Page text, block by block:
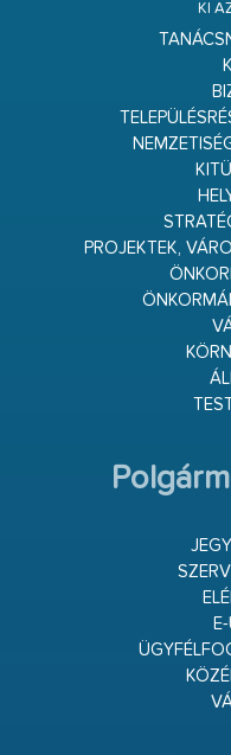
KI
PROJEKTEK,